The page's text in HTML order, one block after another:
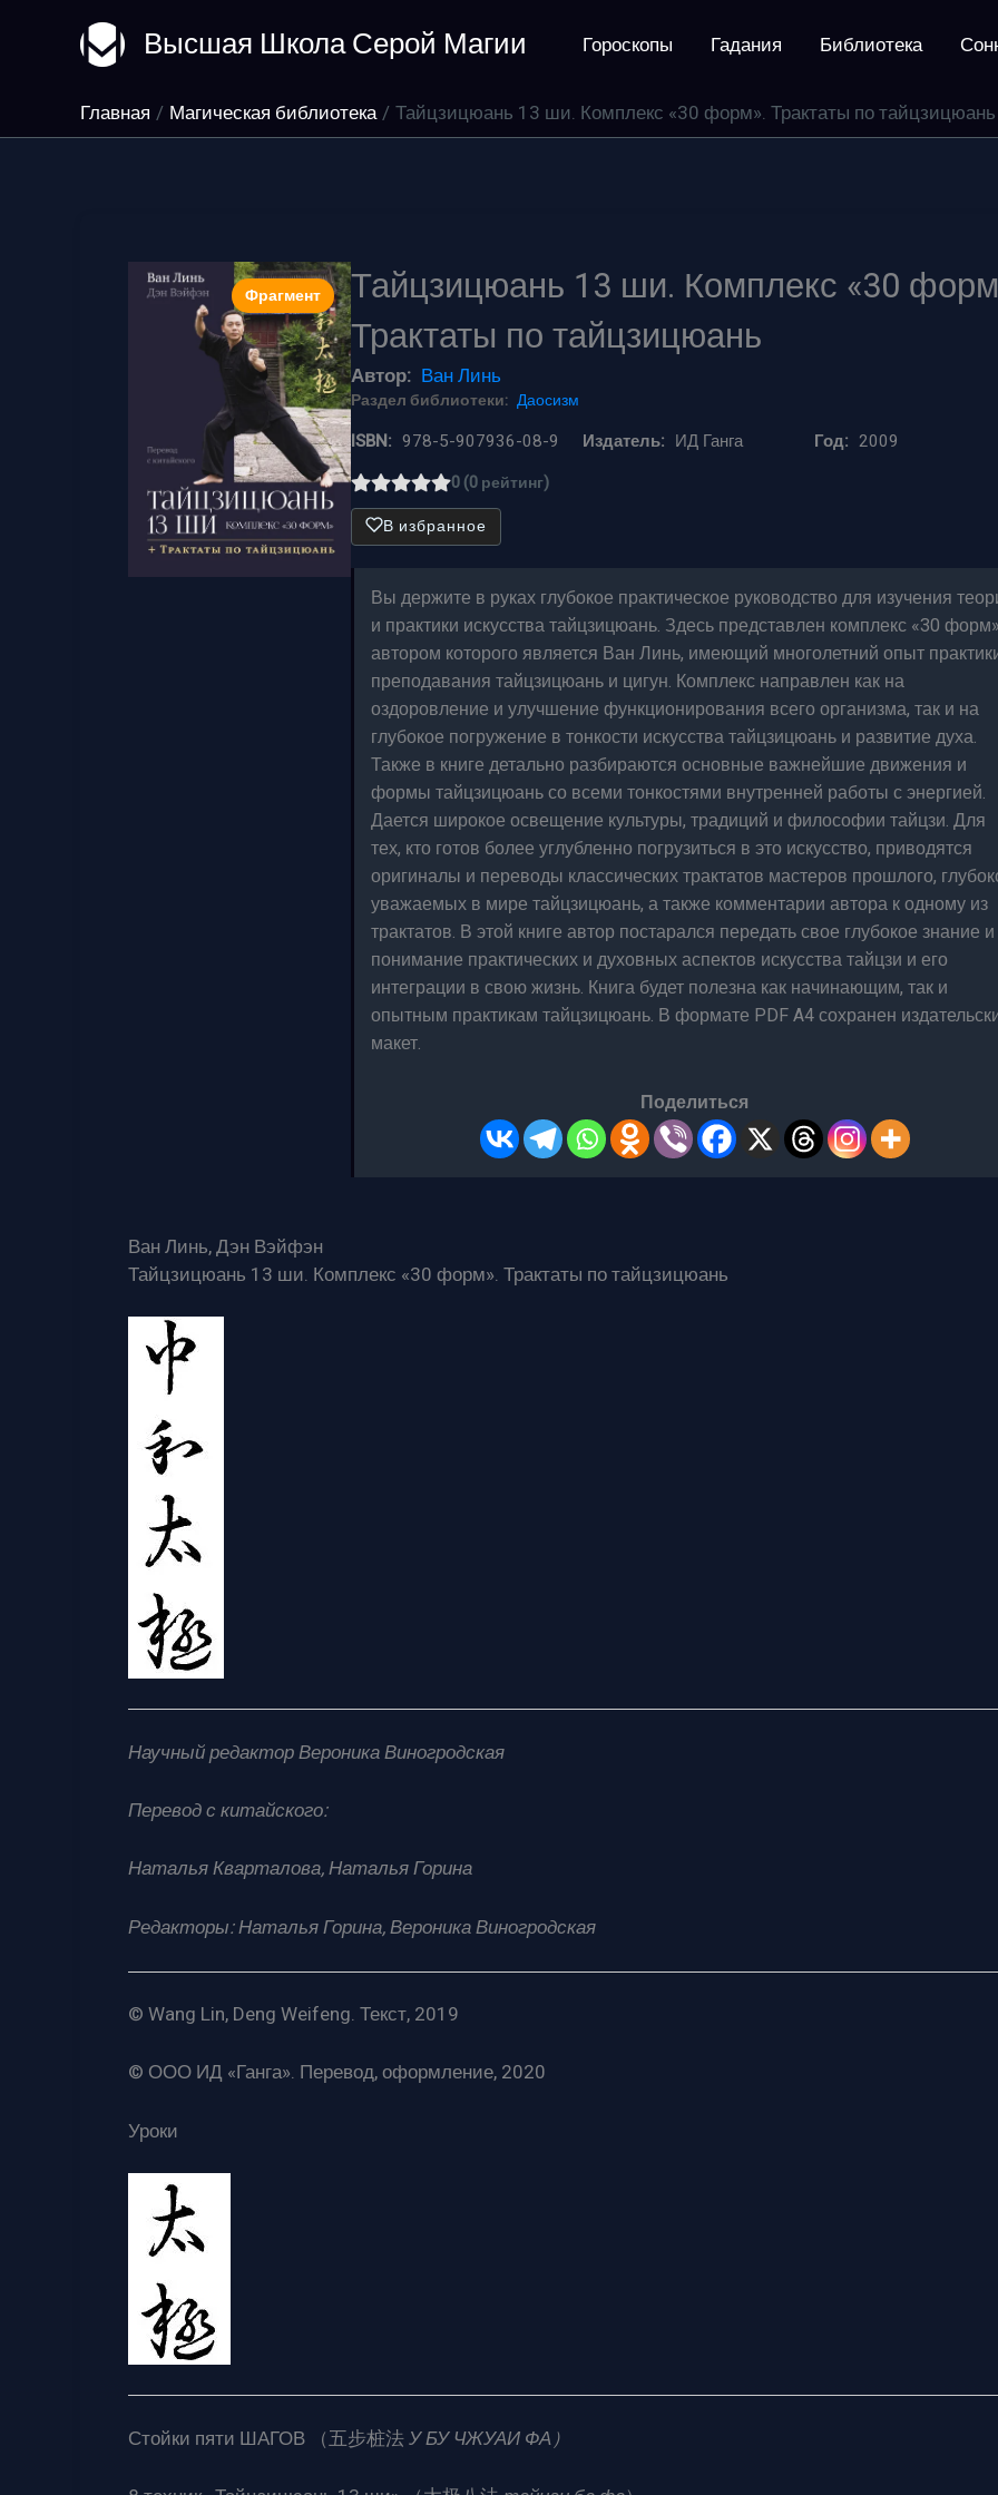
содержимому
Высшая Школа Серой Магии Гороскопы Гадания Библиотека
Главная Магическая библиотека Тайцзицюань 13 ши. Комплекс «30 форм». Трактаты по тайцзицюань
Фрагмент
Тайцзицюань 13 ши. Комплекс «30
Трактаты по тайцзицюань
Автор: Ван Линь
Раздел библиотеки: Даосизм
ISBN: 978-5-907936-08-9 Издатель: ИД Ганга Год: 2009
0 (0 рейтинг)
В избранное
Вы держите в руках глубокое практическое руководство для изучения
и практики искусства тайцзицюань. Здесь представлен комплекс «30
автором которого является Ван Линь, имеющий многолетний опыт
преподавания тайцзицюань и цигун. Комплекс направлен как на
оздоровление и улучшение функционирования всего организма, так и на
глубокое погружение в тонкости искусства тайцзицюань и развитие духа.
Также в книге детально разбираются основные важнейшие движения и
формы тайцзицюань со всеми тонкостями внутренней работы с энергией.
Дается широкое освещение культуры, традиций и философии тайцзи. Для
тех, кто готов более углубленно погрузиться в это искусство, приводятся
оригиналы и переводы классических трактатов мастеров прошлого,
уважаемых в мире тайцзицюань, а также комментарии автора к одному из
трактатов. В этой книге автор постарался передать свое глубокое знание и
понимание практических и духовных аспектов искусства тайцзи и его
интеграции в свою жизнь. Книга будет полезна как начинающим, так и
опытным практикам тайцзицюань. В формате PDF A4 сохранен
макет.
Поделиться
Ван Линь, Дэн Вэйфэн
Тайцзицюань 13 ши. Комплекс «30 форм». Трактаты по тайцзицюань
Научный редактор Вероника Виногродская
Перевод с китайского:
Наталья Кварталова, Наталья Горина
Редакторы: Наталья Горина, Вероника Виногродская
© Wang Lin, Deng Weifeng. Текст, 2019
© ООО ИД «Ганга». Перевод, оформление, 2020
Уроки
Стойки пяти ШАГОВ （五步桩法У БУ ЧЖУАИ ФА）